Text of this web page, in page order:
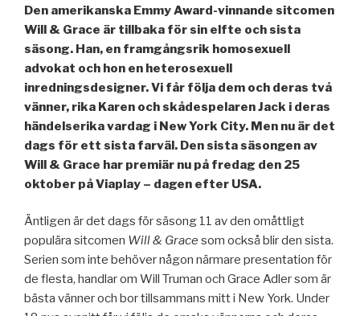
Den amerikanska Emmy Award-vinnande sitcomen
Will & Grace är tillbaka för sin elfte och sista
säsong. Han, en framgångsrik homosexuell
advokat och hon en heterosexuell
inredningsdesigner. Vi får följa dem och deras två
vänner, rika Karen och skådespelaren Jack i deras
händelserika vardag i New York City. Men nu är det
dags för ett sista farväl. Den sista säsongen av
Will & Grace har premiär nu på fredag den 25
oktober på Viaplay – dagen efter USA.
Äntligen är det dags för säsong 11 av den omåttligt
populära sitcomen Will & Grace som också blir den sista.
Serien som inte behöver någon närmare presentation för
de flesta, handlar om Will Truman och Grace Adler som är
bästa vänner och bor tillsammans mitt i New York. Under